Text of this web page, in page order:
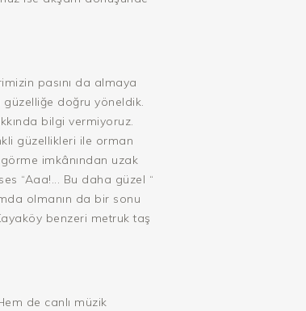
pasını da almaya
doğru yöneldik.
bilgi vermiyoruz.
güzellikleri ile orman
imkânından uzak
“Aaa!... Bu daha güzel “
olmanın da bir sonu
benzeri metruk taş
de canlı müzik